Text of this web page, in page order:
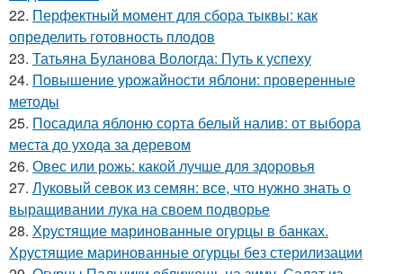
22. Перфектный момент для сбора тыквы: как
определить готовность плодов
23. Татьяна Буланова Вологда: Путь к успеху
24. Повышение урожайности яблони: проверенные
методы
25. Посадила яблоню сорта белый налив: от выбора
места до ухода за деревом
26. Овес или рожь: какой лучше для здоровья
27. Луковый севок из семян: все, что нужно знать о
выращивании лука на своем подворье
28. Хрустящие маринованные огурцы в банках.
Хрустящие маринованные огурцы без стерилизации